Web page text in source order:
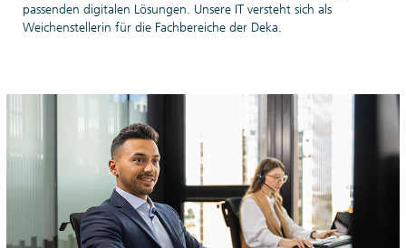
passenden digitalen Lösungen. Unsere IT versteht sich als
Weichenstellerin für die Fachbereiche der Deka.